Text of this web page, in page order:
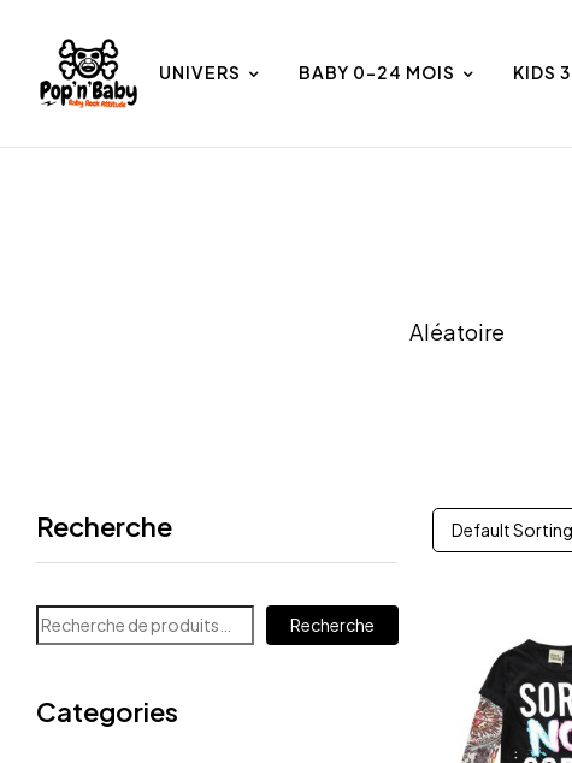
UNIVERS BABY 0-24 MOIS KIDS
Aléatoire
Recherche
Recherche
Categories
Default Sorting